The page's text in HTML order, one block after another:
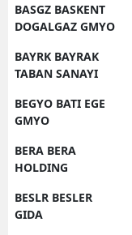
BASGZ BASKENT
DOGALGAZ GMYO
BAYRK BAYRAK
TABAN SANAYI
BEGYO BATI EGE
GMYO
BERA BERA
HOLDING
BESLR BESLER
GIDA